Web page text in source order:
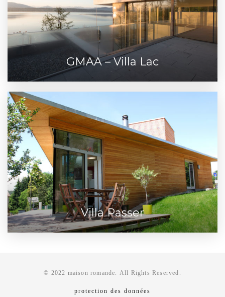
GMAA – Villa Lac
Villa Passer
© 2022 maison romande. All Rights Reserved.
protection des données